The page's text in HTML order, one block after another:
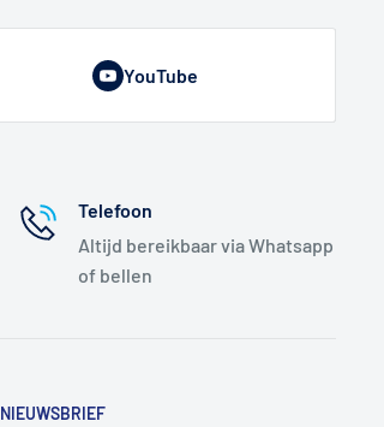
YouTube
Telefoon
Altijd bereikbaar via Whatsapp
of bellen
NIEUWSBRIEF